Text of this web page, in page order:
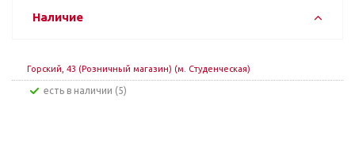
Наличие
Горский, 43 (Розничный магазин) (м. Студенческая)
Есть в наличии (5)